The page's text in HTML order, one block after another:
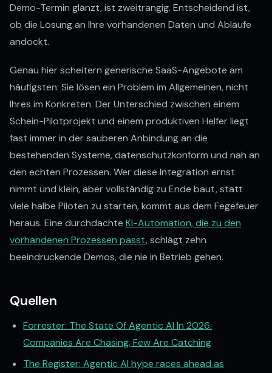
Demo-Termin glänzt, ist zweitrangig. Entscheidend ist,
ob die Lösung an Ihre vorhandenen Daten und Abläufe
andockt.
Genau hier scheitern generische SaaS-Angebote am
häufigsten: Sie lösen ein Problem im Allgemeinen, nicht
Ihres im Konkreten. Der Unterschied zwischen einem
Schein-Pilotprojekt und einem produktiven Helfer liegt
fast immer in der sauberen Anbindung an die
bestehenden Systeme, datenschutzkonform und nah an
den echten Prozessen. Wer diese Integration ernst
nimmt und klein, aber vollständig zu Ende baut, statt
viele halbe Piloten zu starten, kommt aus dem Fegefeuer
heraus. Eine durchdachte KI-Automation, die zu den
vorhandenen Prozessen passt, schlägt zehn
beeindruckende Demos, die nie in Betrieb gehen.
Quellen
Forrester: The State Of Agentic AI In 2026:
Companies Are Chasing, Few Are Catching
The Register: Agentic AI hype races ahead as
Bereit, Prozesse zu
automatisieren?